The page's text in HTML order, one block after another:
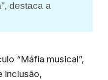
destaca a
“Máfia musical”,
inclusão,